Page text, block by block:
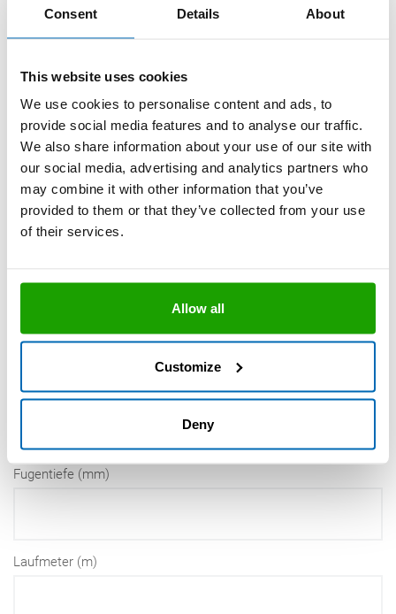
Consent Details About
This website uses cookies
We use cookies to personalise content and ads, to
provide social media features and to analyse our traffic.
We also share information about your use of our site with
our social media, advertising and analytics partners who
may combine it with other information that you’ve
provided to them or that they’ve collected from your use
of their services.
Allow all
Customize
Deny
Stück pro Palette
Aus darstellungstechnischen Gründen können die
Produkte abweichen.
Mit Bestellcode versehene Produkte, Gebinde
und/oder Farben sind in handelsüblichen Mengen ab
Lager verfügbar.
Verbrauchsrechner
gemessen bis zum Hinterfüll-Profil. Abhängig von der
% zu rechnen.
Fugenbreite (mm)
Fugentiefe (mm)
Laufmeter (m)